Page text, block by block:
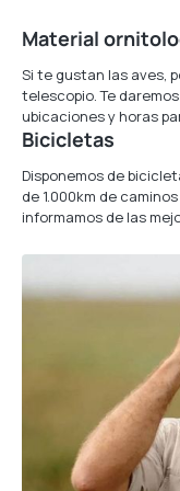
Material
Si te gustan las aves,
telescopio. Te
ubicaciones y horas
Bicicletas
Disponemos de
de 1.000km de
informamos de las